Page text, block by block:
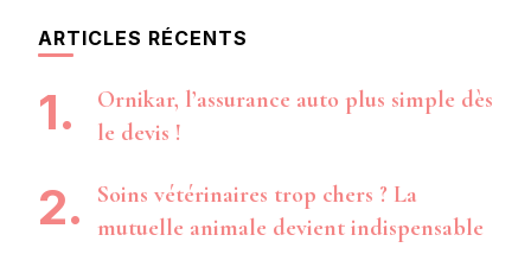
ARTICLES RÉCENTS
Ornikar, l’assurance auto plus simple dès
le devis !
Soins vétérinaires trop chers ? La
mutuelle animale devient indispensable